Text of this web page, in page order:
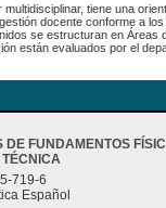
tiene una
docente conforme a
se estructuran en Áreas
están evaluados por el
DE FUNDAMENTOS
719-6
Español